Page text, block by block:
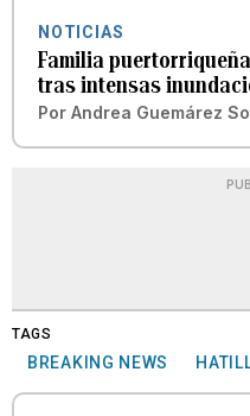
NOTICIAS
Familia
tras intensas
Por Andrea Guemárez
TAGS
BREAKING NEWS